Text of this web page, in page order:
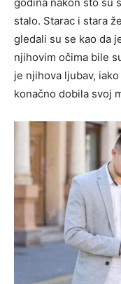
stalo. Starac i stara
gledali su se kao da
njihovim očima bile
je njihova ljubav,
konačno dobila svoj